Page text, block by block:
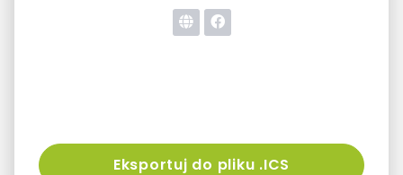
Eksportuj do pliku .ICS